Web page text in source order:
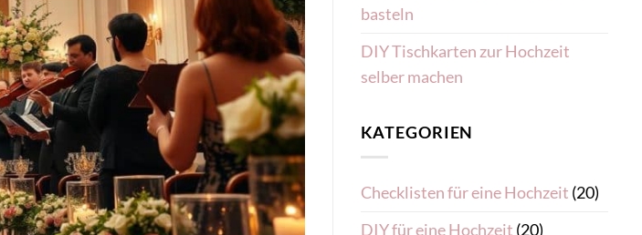
basteln
DIY Tischkarten zur Hochzeit
selber machen
KATEGORIEN
Checklisten für eine Hochzeit (20)
DIY für eine Hochzeit (20)